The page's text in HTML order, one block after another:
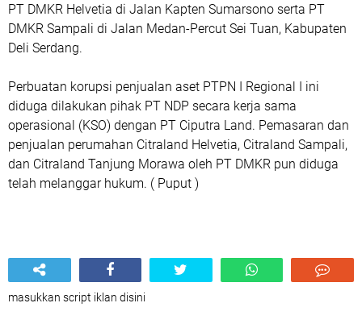
PT DMKR Helvetia di Jalan Kapten Sumarsono serta PT
DMKR Sampali di Jalan Medan-Percut Sei Tuan, Kabupaten
Deli Serdang.
Perbuatan korupsi penjualan aset PTPN I Regional I ini
diduga dilakukan pihak PT NDP secara kerja sama
operasional (KSO) dengan PT Ciputra Land. Pemasaran dan
penjualan perumahan Citraland Helvetia, Citraland Sampali,
dan Citraland Tanjung Morawa oleh PT DMKR pun diduga
telah melanggar hukum. ( Puput )
masukkan script iklan disini